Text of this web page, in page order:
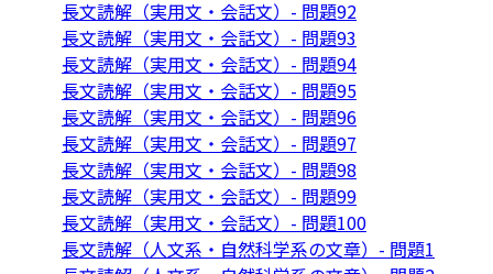
長文読解（実用文・会話文）- 問題92
長文読解（実用文・会話文）- 問題93
長文読解（実用文・会話文）- 問題94
長文読解（実用文・会話文）- 問題95
長文読解（実用文・会話文）- 問題96
長文読解（実用文・会話文）- 問題97
長文読解（実用文・会話文）- 問題98
長文読解（実用文・会話文）- 問題99
長文読解（実用文・会話文）- 問題100
長文読解（人文系・自然科学系の文章）- 問題1